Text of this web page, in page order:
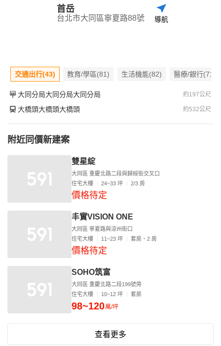
首岳
台北市大同區寧夏路88號 導航
交通出行(43) 教育/學區(81) 生活機能(82) 醫療/銀行(71)
大同分局大同分局大同分局 約197公尺
大橋頭大橋頭大橋頭 約532公尺
附近同價新建案
雙星綻
大同區 重慶北路二段與歸綏街交叉口
住宅大樓
24~33 坪 2/3 房
價格待定
丰實VISION ONE
大同區 寧夏路與涼州街口
住宅大樓
11~23 坪 套房、2 房
價格待定
SOHO筑富
大同區 重慶北路二段199號旁
住宅大樓
10~12 坪 套房
98~120萬/坪
查看更多